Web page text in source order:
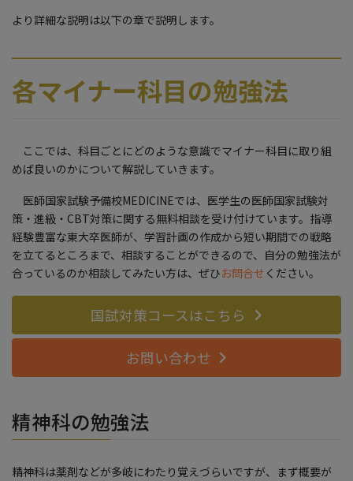
より詳細な説明は以下の章で説明します。
各マイナー科目の勉強法
ここでは、科目ごとにどのような意識でマイナー科目に取り組
めば良いのかについて解説していきます。
医師国家試験予備校MEDICINEでは、医学生の医師国家試験対
策・進級・CBT対策に関する無料相談を受け付けています。指導
経験豊富な東大卒医師が、学習計画の作成から短い期間での戦略
を立てるところまで、相談することができるので、自分の勉強法が
合っているのか相談してみたい方は、ぜひお問合せ ください。
国試対策コースはこちら
お問い合わせ
精神科の勉強法
精神科は薬剤などが多岐にわたり覚えづらいですが、まず概要が